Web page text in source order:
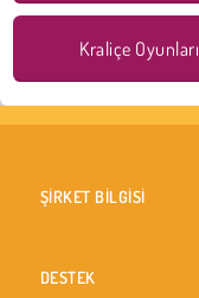
Kraliçe Oyunları
ŞİRKET BİLGİSİ
DESTEK